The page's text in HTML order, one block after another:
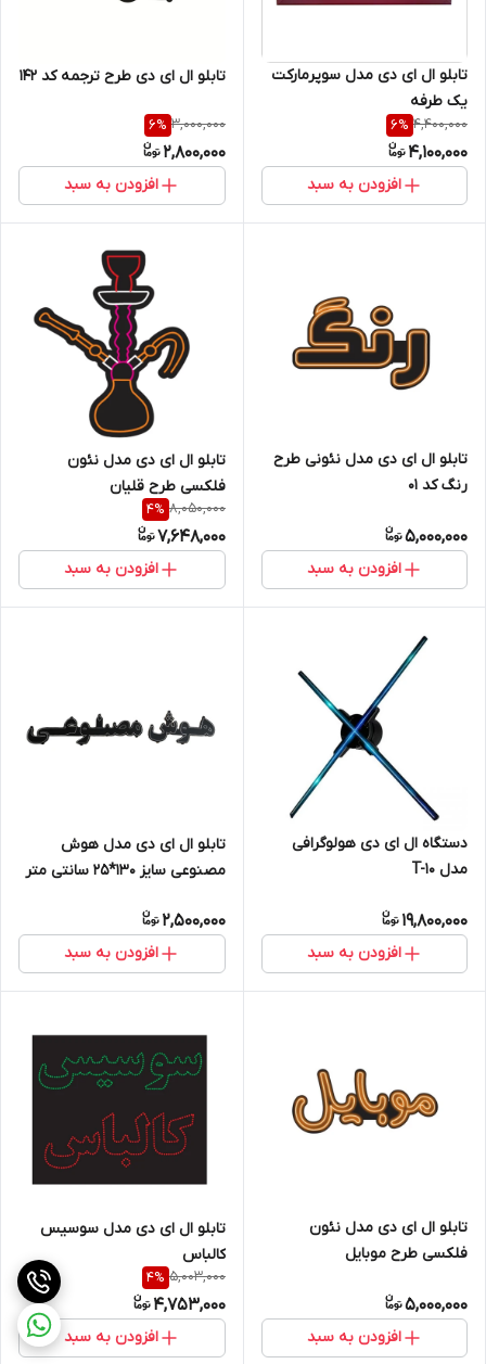
تابلو ال ای دی مدل سوپرمارکت
یک طرفه
4,400,000
6%
4,100,000
افزودن به سبد
تابلو ال ای دی طرح ترجمه کد ۱۴۲
3,000,000
6%
2,800,000
افزودن به سبد
تابلو ال ای دی مدل نئونی طرح
رنگ کد 01
5,000,000
افزودن به سبد
تابلو ال ای دی مدل نئون
فلکسی طرح قلیان
8,050,000
4%
7,648,000
افزودن به سبد
دستگاه ال ای دی هولوگرافی
مدل T-10
19,800,000
افزودن به سبد
تابلو ال ای دی مدل هوش
مصنوعی سایز 130*25 سانتی متر
2,500,000
افزودن به سبد
تابلو ال ای دی مدل نئون
فلکسی طرح موبایل
5,000,000
افزودن به سبد
تابلو ال ای دی مدل سوسیس
کالباس
5,003,000
4%
4,753,000
افزودن به سبد